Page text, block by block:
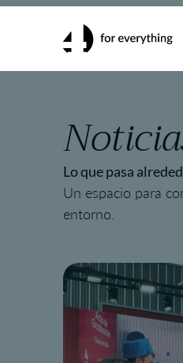
Inicio
Lo que pasa
Un espacio para
entorno.